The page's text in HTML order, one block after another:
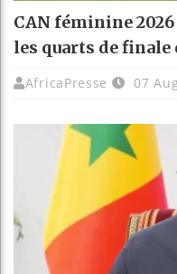
CAN féminine
les quarts de
AfricaPresse 07